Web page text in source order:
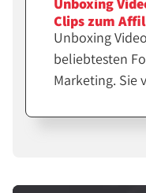
Clips zum
Unboxing
beliebtesten
Marketing. Sie
Für Affiliates